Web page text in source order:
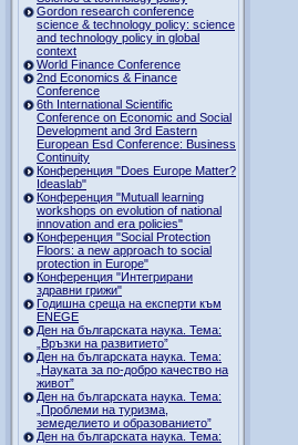
Gordon research сonference
science & technology policy: science
and technology policy in global
context
World Finance Conference
2nd Economics & Finance
Conference
6th International Scientific
Conference оn Economic and Social
Development and 3rd Eastern
European Esd Conference: Business
Continuity
Конференция "Does Europe Matter?
Ideaslab"
Конференция "Mutuall learning
workshops on evolution of national
innovation and era policies"
Конференция "Social Protection
Floors: a new approach to social
protection in Europe"
Конференция "Интегрирани
здравни грижи"
Годишна среща на експерти към
ENEGE
Ден на българската наука. Тема:
„Връзки на развитието”
Ден на българската наука. Тема:
„Науката за по-добро качество на
живот”
Ден на българската наука. Тема:
„Проблеми на туризма,
земеделието и образованието”
Ден на българската наука. Тема: